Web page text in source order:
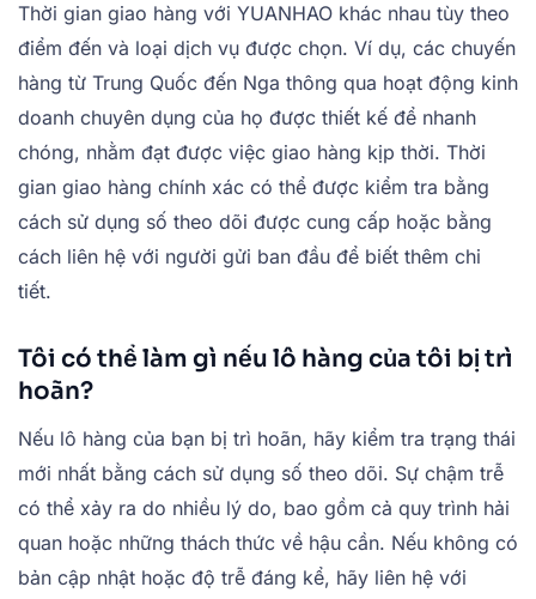
Thời gian giao hàng với YUANHAO khác nhau tùy theo
điểm đến và loại dịch vụ được chọn. Ví dụ, các chuyến
hàng từ Trung Quốc đến Nga thông qua hoạt động kinh
doanh chuyên dụng của họ được thiết kế để nhanh
chóng, nhằm đạt được việc giao hàng kịp thời. Thời
gian giao hàng chính xác có thể được kiểm tra bằng
cách sử dụng số theo dõi được cung cấp hoặc bằng
cách liên hệ với người gửi ban đầu để biết thêm chi
tiết.
Tôi có thể làm gì nếu lô hàng của tôi bị trì
hoãn?
Nếu lô hàng của bạn bị trì hoãn, hãy kiểm tra trạng thái
mới nhất bằng cách sử dụng số theo dõi. Sự chậm trễ
có thể xảy ra do nhiều lý do, bao gồm cả quy trình hải
quan hoặc những thách thức về hậu cần. Nếu không có
bản cập nhật hoặc độ trễ đáng kể, hãy liên hệ với